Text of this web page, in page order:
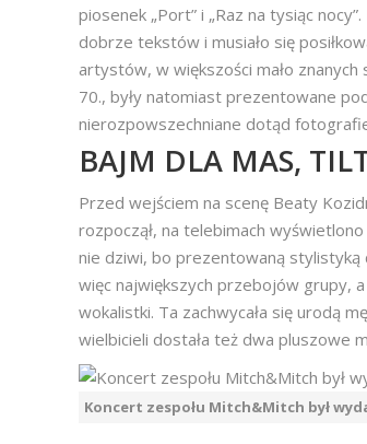
piosenek „Port” i „Raz na tysiąc
dobrze tekstów i musiało się
artystów, w większości mało
70., były natomiast prezentowane
nierozpowszechniane dotąd
BAJM DLA MAS,
Przed wejściem na scenę Beaty
rozpoczął, na telebimach
nie dziwi, bo prezentowaną stylistyką
więc największych przebojów grupy,
wokalistki. Ta zachwycała się urodą
wielbicieli dostała też dwa pluszowe
Koncert zespołu Mitch&Mitch był